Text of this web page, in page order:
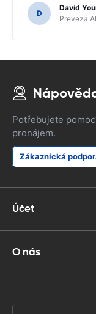
D
David
Preveza
Potřebujete
pronájem.
Zákaznická
Účet
O nás